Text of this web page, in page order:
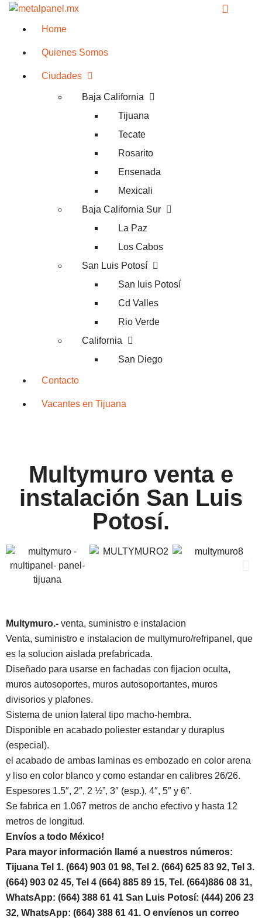
Home
Quienes Somos
Ciudades
Baja California
Tijuana
Tecate
Rosarito
Ensenada
Mexicali
Baja California Sur
La Paz
Los Cabos
San Luis Potosí
San luis Potosí
Cd Valles
Rio Verde
California
San Diego
Contacto
Vacantes en Tijuana
Multymuro venta e
instalación San Luis
Potosí.
Multymuro.- venta, suministro e instalacion
Venta, suministro e instalacion de multymuro/refripanel, que
es la solucion aislada prefabricada.
Diseñado para usarse en fachadas con fijacion oculta,
muros autosoportes, muros autosoportantes, muros
divisorios y plafones.
Sistema de union lateral tipo macho-hembra.
Disponible en acabado poliester estandar y duraplus
(especial).
el acabado de ambas laminas es embozado en color arena
y liso en color blanco y como estandar en calibres 26/26.
Espesores 1.5″, 2″, 2 ½”, 3″ (esp.), 4″, 5″ y 6″.
Se fabrica en 1.067 metros de ancho efectivo y hasta 12
metros de longitud.
Envíos a todo México!
Para mayor información llamé a nuestros números:
Tijuana Tel 1. (664) 903 01 98, Tel 2. (664) 625 83 92, Tel 3.
(664) 903 02 45, Tel 4 (664) 885 89 15, Tel. (664)886 08 31,
WhatsApp: (664) 388 61 41 San Luis Potosí: (444) 206 23
32, WhatsApp: (664) 388 61 41. O envíenos un correo